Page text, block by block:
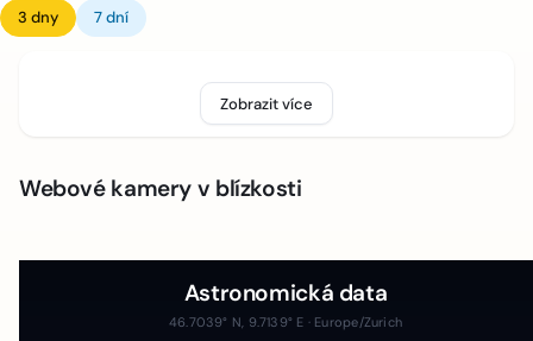
3 dny 7 dní
Zobrazit více
Webové kamery v blízkosti
Astronomická data
46.7039° N, 9.7139° E · Europe/Zurich